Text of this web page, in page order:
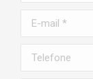
E-mail *
Telefone